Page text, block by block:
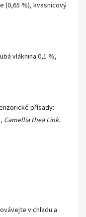
(0,65 %), kvasnicový
vláknina 0,1 %,
přísady:
Camellia thea Link.
v chladu a